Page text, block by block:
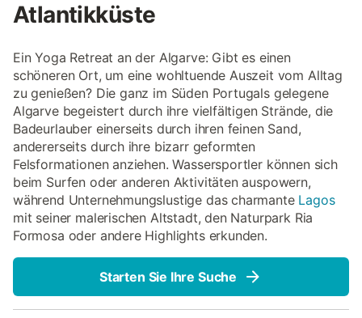
Atlantikküste
Ein Yoga Retreat an der Algarve: Gibt es einen
schöneren Ort, um eine wohltuende Auszeit vom Alltag
zu genießen? Die ganz im Süden Portugals gelegene
Algarve begeistert durch ihre vielfältigen Strände, die
Badeurlauber einerseits durch ihren feinen Sand,
andererseits durch ihre bizarr geformten
Felsformationen anziehen. Wassersportler können sich
beim Surfen oder anderen Aktivitäten auspowern,
während Unternehmungslustige das charmante Lagos
mit seiner malerischen Altstadt, den Naturpark Ria
Formosa oder andere Highlights erkunden.
Starten Sie Ihre Suche